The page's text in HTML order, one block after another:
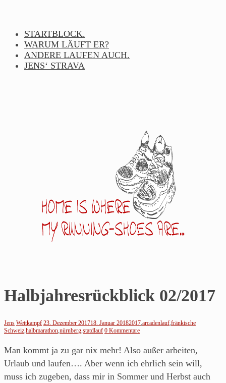
contentSTARTBLOCK.
WARUM LÄUFT ER?
ANDERE LAUFEN AUCH.
JENS‘ STRAVA
Jens
läuft…
Noch
so
ein
Blog
Halbjahresrückblick 02/2017
Jens Wettkampf 23. Dezember 201718. Januar 20182017,arcadenlauf,fränkische
Schweiz,halbmarathon,nürnberg,statdlauf 0 Kommentare
Man kommt ja zu gar nix mehr! Also außer arbeiten,
Urlaub und laufen…. Aber wenn ich ehrlich sein will,
muss ich zugeben, dass mir in Sommer und Herbst auch